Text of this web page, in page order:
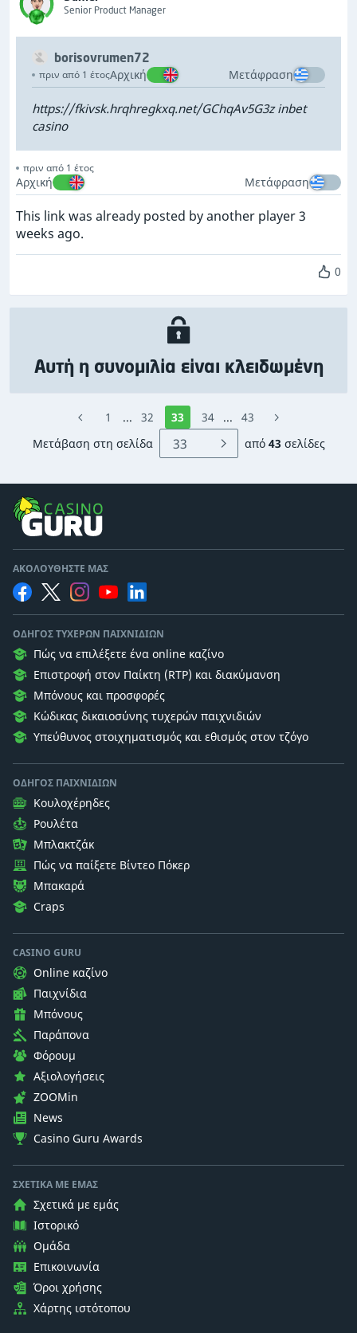
Senior Product Manager
borisovrumen72
πριν από 1 έτοςΑρχική Μετάφραση
https://fkivsk.hrqhregkxq.net/GChqAv5G3z inbet
casino
πριν από 1 έτος
Αρχική Μετάφραση
This link was already posted by another player 3
weeks ago.
0
Αυτή η συνομιλία είναι κλειδωμένη
1 ... 32 33 34 ...
43
Μετάβαση στη σελίδα
από 43 σελίδες
ΑΚΟΛΟΥΘΉΣΤΕ ΜΑΣ
ΟΔΗΓΌΣ ΤΥΧΕΡΏΝ ΠΑΙΧΝΙΔΙΏΝ
Πώς να επιλέξετε ένα online καζίνο
Επιστροφή στον Παίκτη (RTP) και διακύμανση
Μπόνους και προσφορές
Κώδικας δικαιοσύνης τυχερών παιχνιδιών
Υπεύθυνος στοιχηματισμός και εθισμός στον τζόγο
ΟΔΗΓΌΣ ΠΑΙΧΝΙΔΙΏΝ
Κουλοχέρηδες
Ρουλέτα
Μπλακτζάκ
Πώς να παίξετε Βίντεο Πόκερ
Μπακαρά
Craps
CASINO GURU
Online καζίνο
Παιχνίδια
Μπόνους
Παράπονα
Φόρουμ
Αξιολογήσεις
ZOOMin
News
Casino Guru Awards
ΣΧΕΤΙΚΆ ΜΕ ΕΜΆΣ
Σχετικά με εμάς
Ιστορικό
Ομάδα
Επικοινωνία
Όροι χρήσης
Χάρτης ιστότοπου